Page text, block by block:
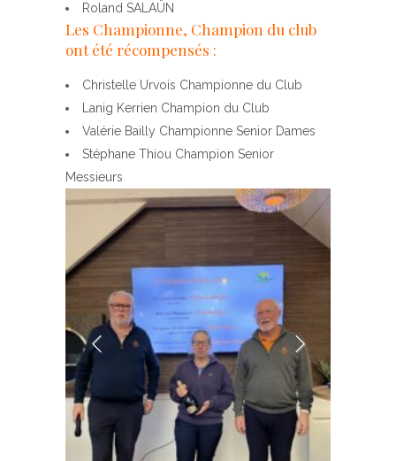
Roland SALAÜN
Les Championne, Champion du club
ont été récompensés :
Christelle Urvois Championne du Club
Lanig Kerrien Champion du Club
Valérie Bailly Championne Senior Dames
Stéphane Thiou Champion Senior
Messieurs